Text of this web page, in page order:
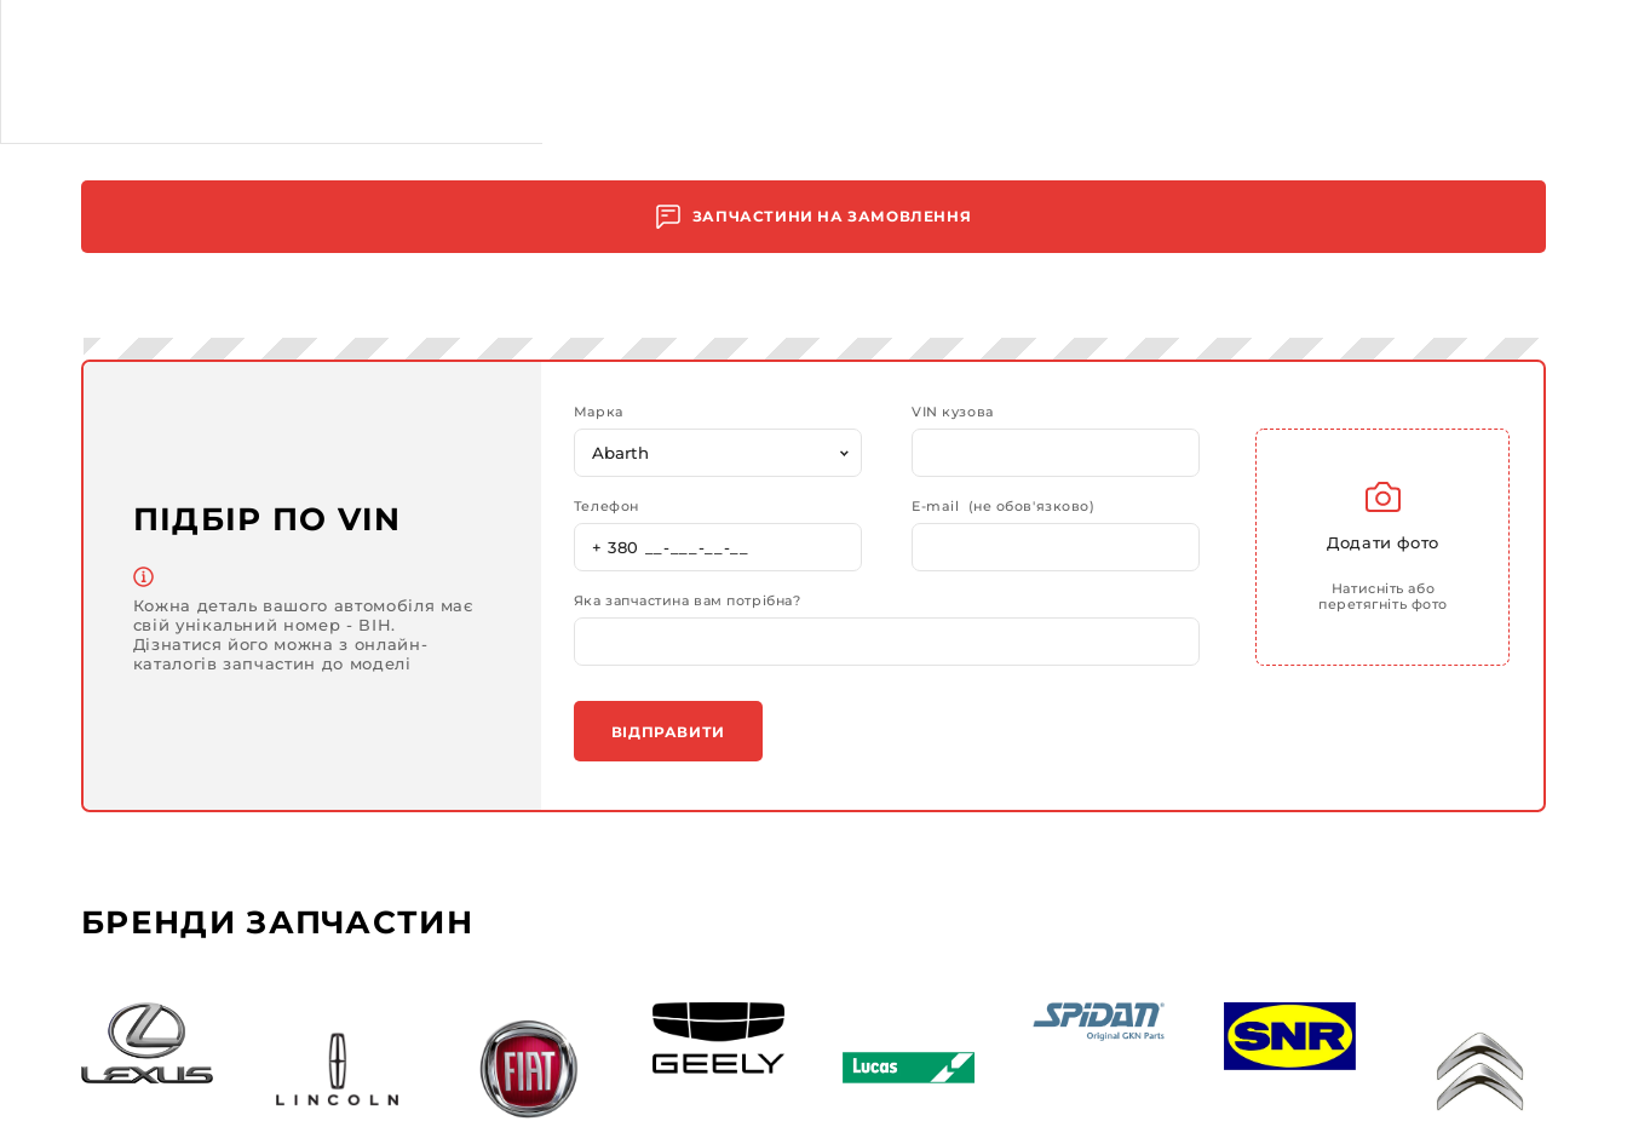
ЗАПЧАСТИНИ НА ЗАМОВЛЕННЯ
ПІДБІР ПО VIN
Кожна деталь вашого автомобіля має
свій унікальний номер - ВІН.
Дізнатися його можна з онлайн-
каталогів запчастин до моделі
Марка VIN кузова
Телефон E-mail (не обов'язково)
Яка запчастина вам потрібна?
Додати фото
Натисніть або
перетягніть фото
ВІДПРАВИТИ
БРЕНДИ ЗАПЧАСТИН